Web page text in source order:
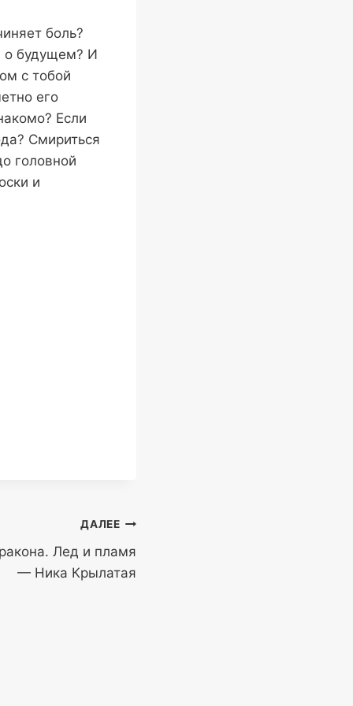
боль?
о будущем? И
с тобой
его
Если
Смириться
головной
и
ДАЛЕЕ
Лед и пламя
— Ника Крылатая